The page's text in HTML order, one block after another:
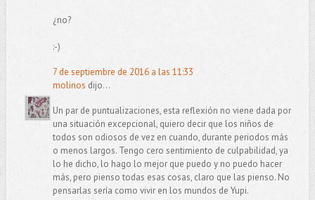
¿no?
:-)
7 de septiembre de 2016 a las 11:33
molinos dijo...
Un par de puntualizaciones, esta reflexión no viene dada por
una situación excepcional, quiero decir que los niños de
todos son odiosos de vez en cuando, durante periodos más
o menos largos. Tengo cero sentimiento de culpabilidad, ya
lo he dicho, lo hago lo mejor que puedo y no puedo hacer
más, pero pienso todas esas cosas, claro que las pienso. No
pensarlas sería como vivir en los mundos de Yupi.